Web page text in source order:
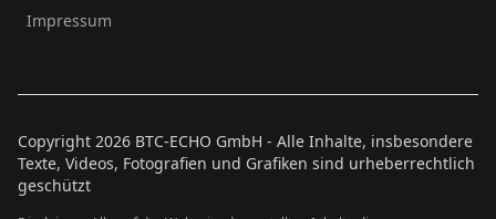
Impressum
Copyright 2026 BTC-ECHO GmbH - Alle Inhalte, insbesondere
Texte, Videos, Fotografien und Grafiken sind urheberrechtlich
geschützt